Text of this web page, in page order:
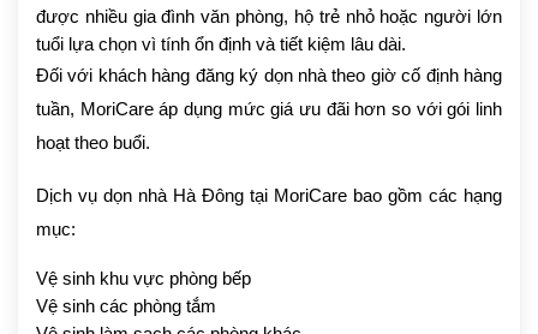
được nhiều gia đình văn phòng, hộ trẻ nhỏ hoặc người lớn
tuổi lựa chọn vì tính ổn định và tiết kiệm lâu dài.
Đối với khách hàng đăng ký dọn nhà theo giờ cố định hàng
tuần, MoriCare áp dụng mức giá ưu đãi hơn so với gói linh
hoạt theo buổi.
Dịch vụ dọn nhà Hà Đông tại MoriCare bao gồm các hạng
mục:
Vệ sinh khu vực phòng bếp
Vệ sinh các phòng tắm